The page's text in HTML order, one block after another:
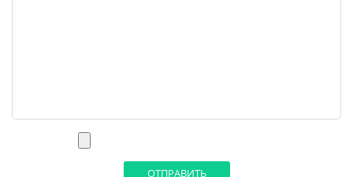
ОТПРАВИТЬ